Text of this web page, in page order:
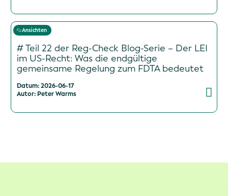
Ansichten
# Teil 22 der Reg-Check Blog-Serie – Der LEI
im US-Recht: Was die endgültige
gemeinsame Regelung zum FDTA bedeutet
Datum: 2026-06-17
Autor: Peter Warms